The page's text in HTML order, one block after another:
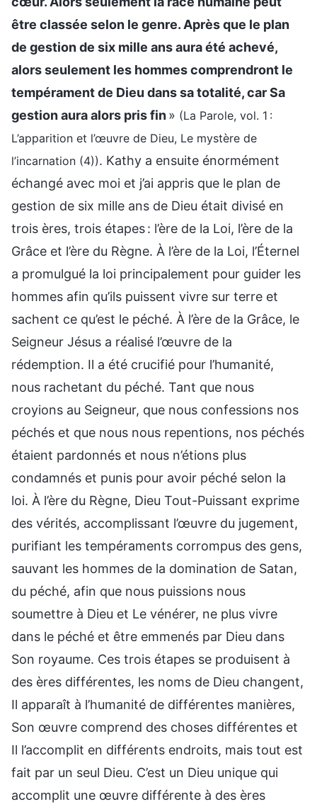
être classée selon le genre. Après que le plan
de gestion de six mille ans aura été achevé,
alors seulement les hommes comprendront le
tempérament de Dieu dans sa totalité, car Sa
gestion aura alors pris fin» (La Parole, vol. 1 :
L’apparition et l’œuvre de Dieu, Le mystère de
l’incarnation (4)). Kathy a ensuite énormément
échangé avec moi et j’ai appris que le plan de
gestion de six mille ans de Dieu était divisé en
trois ères, trois étapes : l’ère de la Loi, l’ère de la
Grâce et l’ère du Règne. À l’ère de la Loi, l’Éternel
a promulgué la loi principalement pour guider les
hommes afin qu’ils puissent vivre sur terre et
sachent ce qu’est le péché. À l’ère de la Grâce, le
Seigneur Jésus a réalisé l’œuvre de la
rédemption. Il a été crucifié pour l’humanité,
nous rachetant du péché. Tant que nous
croyions au Seigneur, que nous confessions nos
péchés et que nous nous repentions, nos péchés
étaient pardonnés et nous n’étions plus
condamnés et punis pour avoir péché selon la
loi. À l’ère du Règne, Dieu Tout-Puissant exprime
des vérités, accomplissant l’œuvre du jugement,
purifiant les tempéraments corrompus des gens,
sauvant les hommes de la domination de Satan,
du péché, afin que nous puissions nous
soumettre à Dieu et Le vénérer, ne plus vivre
dans le péché et être emmenés par Dieu dans
Son royaume. Ces trois étapes se produisent à
des ères différentes, les noms de Dieu changent,
Il apparaît à l’humanité de différentes manières,
Son œuvre comprend des choses différentes et
Il l’accomplit en différents endroits, mais tout est
fait par un seul Dieu. C’est un Dieu unique qui
accomplit une œuvre différente à des ères